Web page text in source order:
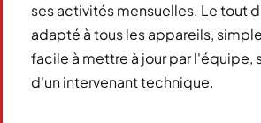
ses activités mensuelles. Le tout
adapté à tous les appareils,
facile à mettre à jour par l'équipe,
d'un intervenant technique.